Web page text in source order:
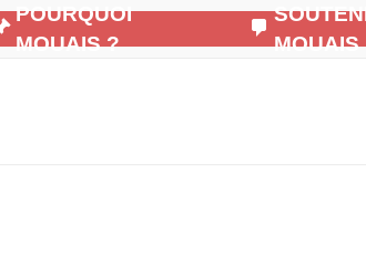
POURQUOI
MOUAIS ?
MOUAIS